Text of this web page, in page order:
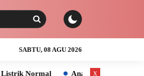
SABTU, 08 AGU 2026
Anak Usia 3 Tahun Tewas Tenggelam
x